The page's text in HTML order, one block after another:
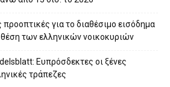
για το διαθέσιμο εισόδημα
θέση των ελληνικών νοικοκυριών
Ευπρόσδεκτες οι ξένες
τράπεζες